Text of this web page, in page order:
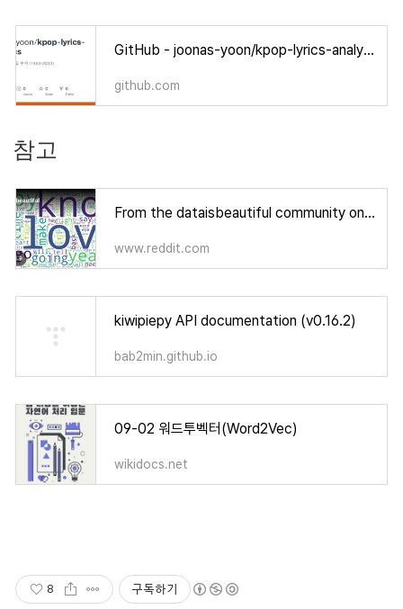
GitHub - joonas-yoon/kpop-lyrics-analytics: 국내 가요 노랫말 분석 (1964~2023)
github.com
참고
From the dataisbeautiful community on Reddit: [OC] Word cloud made from the lyrics of every song that has hit the Billboard Hot
www.reddit.com
kiwipiepy API documentation (v0.16.2)
bab2min.github.io
09-02 워드투벡터(Word2Vec)
wikidocs.net
8 구독하기